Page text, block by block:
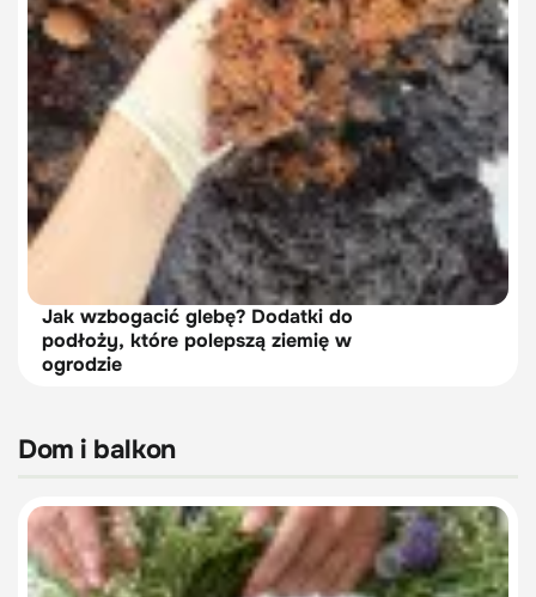
Jak wzbogacić glebę? Dodatki do
podłoży, które polepszą ziemię w
ogrodzie
Dom i balkon